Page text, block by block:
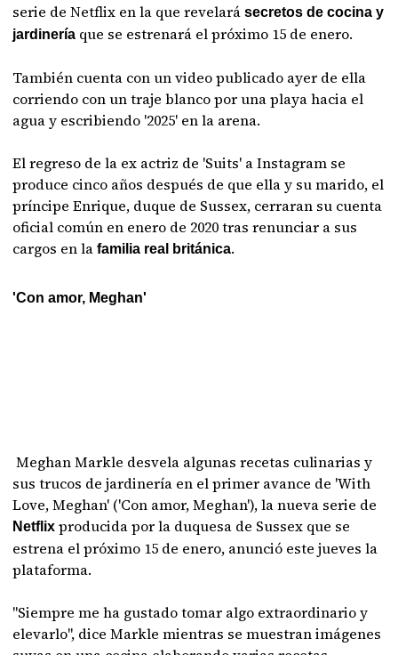
serie de Netflix en la que revelarásecretos de cocina y
jardinería que se estrenará el próximo 15 de enero.
También cuenta con un video publicado ayer de ella
corriendo con un traje blanco por una playa hacia el
agua y escribiendo '2025' en la arena.
El regreso de la ex actriz de 'Suits' a Instagram se
produce cinco años después de que ella y su marido, el
príncipe Enrique, duque de Sussex, cerraran su cuenta
oficial común en enero de 2020 tras renunciar a sus
cargos en lafamilia real británica.
'Con amor, Meghan'
Meghan Markle desvela algunas recetas culinarias y
sus trucos de jardinería en el primer avance de 'With
Love, Meghan' ('Con amor, Meghan'), la nueva serie de
Netflixproducida por la duquesa de Sussex que se
estrena el próximo 15 de enero, anunció este jueves la
plataforma.
"Siempre me ha gustado tomar algo extraordinario y
elevarlo", dice Markle mientras se muestran imágenes